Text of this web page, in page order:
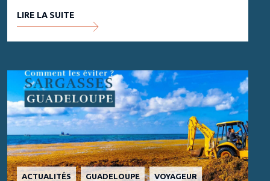
LIRE LA SUITE
ACTUALITÉS GUADELOUPE VOYAGEUR